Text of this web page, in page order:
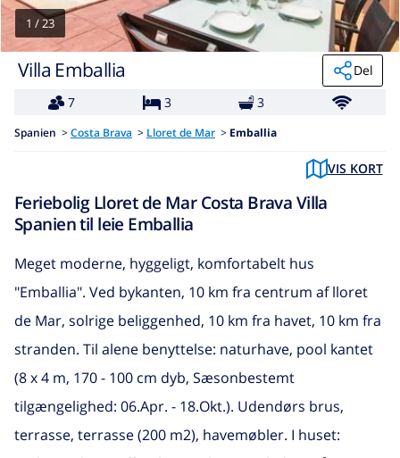
1 /23
Villa Emballia
Del
7
3 3
Spanien > Costa Brava > Lloret de Mar > Emballia
VIS KORT
Feriebolig Lloret de Mar Costa Brava Villa
Spanien til leie Emballia
Meget moderne, hyggeligt, komfortabelt hus
"Emballia". Ved bykanten, 10 km fra centrum af lloret
de Mar, solrige beliggenhed, 10 km fra havet, 10 km fra
stranden. Til alene benyttelse: naturhave, pool kantet
(8 x 4 m, 170 - 100 cm dyb, Sæsonbestemt
tilgængelighed: 06.Apr. - 18.Okt.). Udendørs brus,
terrasse, terrasse (200 m2), havemøbler. I huset: